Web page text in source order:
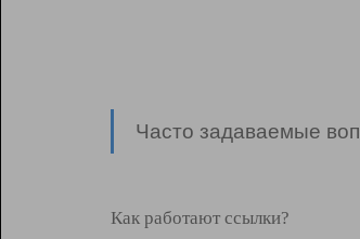
Часто задаваемые
Как работают ссылки?